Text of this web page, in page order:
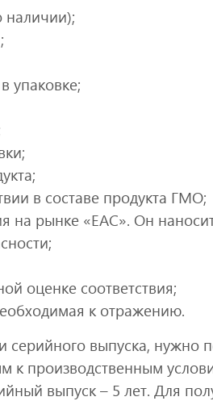
наличии);
упаковке;
в составе продукта ГМО;
на рынке «ЕАС». Он
оценке соответствия;
к отражению.
выпуска, нужно
к производственным
выпуск – 5 лет. Для